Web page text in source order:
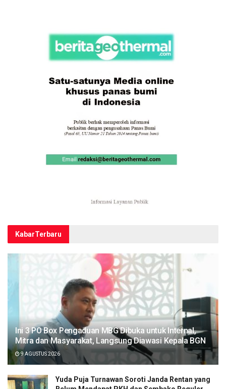
KabarTerbaru
Ini 3 PO Box Pengaduan MBG Dibuka untuk Internal,
Mitra dan Masyarakat, Langsung Diawasi Kepala BGN
9 AGUSTUS 2026
Yuda Puja Turnawan Soroti Janda Rentan yang